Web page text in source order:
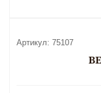
Артикул: 75107